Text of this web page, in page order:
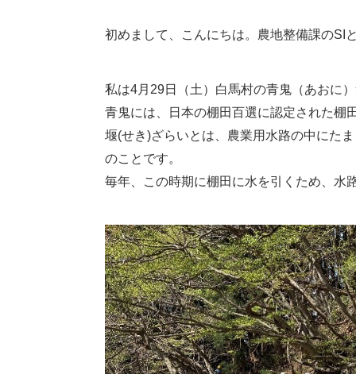
初めまして、こんにちは。農地整備課のSI
私は4月29日（土）白馬村の青鬼（あおに
青鬼には、日本の棚田百選に認定された棚
堰(せき)ざらいとは、農業用水路の中にた
のことです。
毎年、この時期に棚田に水を引くため、水